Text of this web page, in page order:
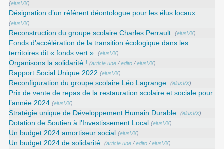
(elusVX)
Désignation d’un référent déontologue pour les élus locaux.
(elusVX)
Reconstruction du groupe scolaire Charles Perrault. (elusVX)
Fonds d’accélération de la transition écologique dans les
territoires dit « fonds vert ». (elusVX)
Organisons la solidarité ! (article une /edito /elusVX)
Rapport Social Unique 2022 (elusVX)
Reconfiguration du groupe scolaire Léo Lagrange. (elusVX)
Prix de vente de repas de la restauration scolaire et sociale pour
l’année 2024 (elusVX)
Stratégie unique de Développement Humain Durable. (elusVX)
Dotation de Soutien à l’Investissement Local (elusVX)
Un budget 2024 amortiseur social (elusVX)
Un budget 2024 de solidarité. (article une /edito /elusVX)